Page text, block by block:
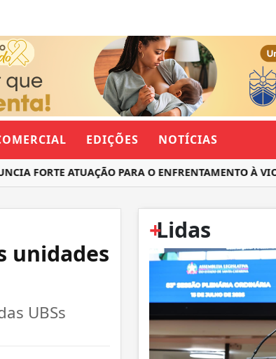
EDIÇÕES NOTÍCIAS
ATUAÇÃO PARA O ENFRENTAMENTO À
unidades
UBSs
+
Lidas